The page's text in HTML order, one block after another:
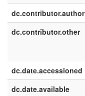
dc.contributor.author
dc.contributor.other
dc.date.accessioned
dc.date.available